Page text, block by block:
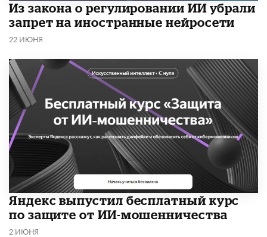
Из закона о регулировании ИИ убрали
запрет на иностранные нейросети
22 ИЮНЯ
​Яндекс выпустил бесплатный курс
по защите от ИИ-мошенничества
2 ИЮНЯ